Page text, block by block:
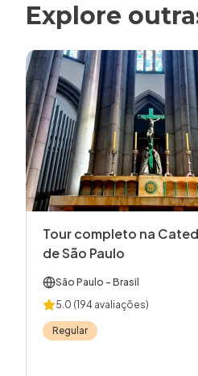
Explore
Tour completo na
de São Paulo
São Paulo - Brasil
5.0 (194 avaliações)
Regular